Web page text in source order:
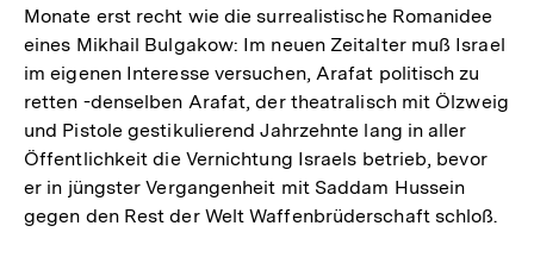
Monate erst recht wie die surrealistische Romanidee
eines Mikhail Bulgakow: Im neuen Zeitalter muß Israel
im eigenen Interesse versuchen, Arafat politisch zu
retten -denselben Arafat, der theatralisch mit Ölzweig
und Pistole gestikulierend Jahrzehnte lang in aller
Öffentlichkeit die Vernichtung Israels betrieb, bevor
er in jüngster Vergangenheit mit Saddam Hussein
gegen den Rest der Welt Waffenbrüderschaft schloß.